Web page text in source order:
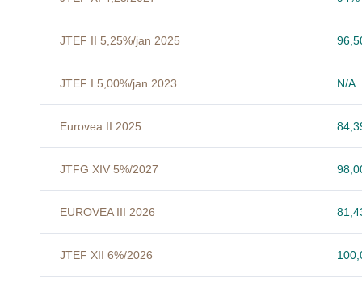
JTEF II 5,25%/jan 2025
JTEF I 5,00%/jan 2023 N/A
Eurovea II 2025
JTFG XIV 5%/2027
EUROVEA III 2026
JTEF XII 6%/2026